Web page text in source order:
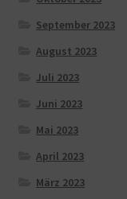
September 2023
August 2023
Juli 2023
Juni 2023
Mai 2023
April 2023
März 2023